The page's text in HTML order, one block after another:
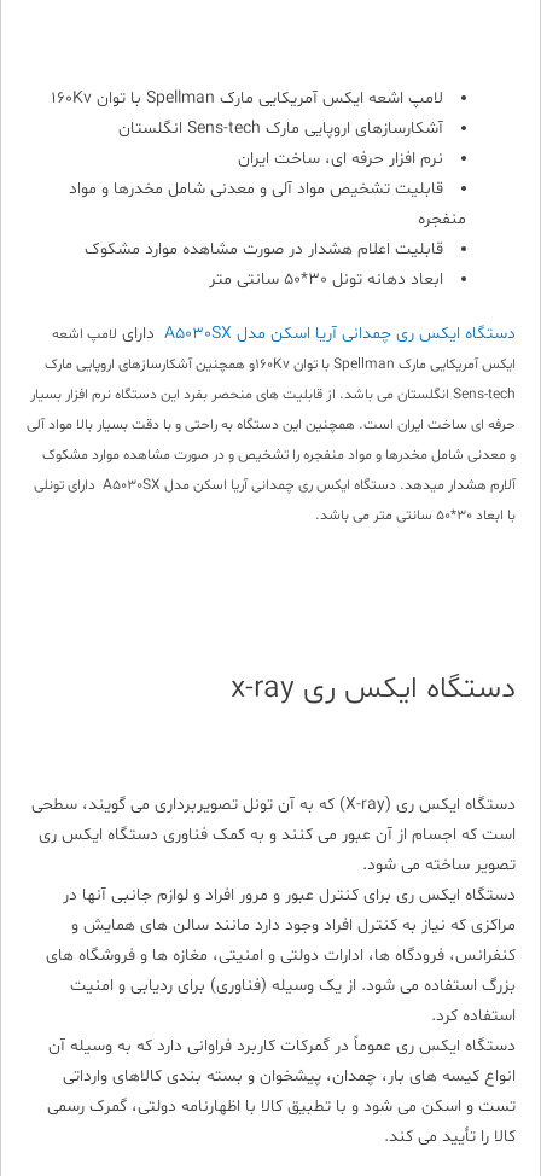
لامپ اشعه ایکس آمریکایی مارک Spellman با توان 160Kv
آشکارسازهای اروپایی مارک Sens-tech انگلستان
نرم افزار حرفه ای، ساخت ایران
قابلیت تشخیص مواد آلی و معدنی شامل مخدرها و مواد
منفجره
قابلیت اعلام هشدار در صورت مشاهده موارد مشکوک
ابعاد دهانه تونل 30*50 سانتی متر
دستگاه ایکس ری چمدانی آریا اسکن مدل A5030SX دارای لامپ اشعه
ایکس آمریکایی مارک Spellman با توان 160Kvو همچنین
آشکارسازهای اروپایی مارک
Sens-tech انگلستان می باشد. از قابلیت های منحصر بفرد این دستگاه نرم افزار بسیار
حرفه ای ساخت ایران است. همچنین این دستگاه به راحتی و با دقت بسیار بالا مواد آلی
و معدنی شامل مخدرها و مواد منفجره را تشخیص و در صورت مشاهده موارد مشکوک
آلارم هشدار میدهد. دستگاه ایکس ری چمدانی آریا اسکن مدل A5030SX دارای تونلی
با ابعاد 30*50 سانتی متر می باشد.
دستگاه ایکس ری x-ray
دستگاه ایکس ری (X-ray) که به آن تونل تصویربرداری می گویند، سطحی
است که اجسام از آن عبور می کنند و به کمک فناوری دستگاه ایکس ری
تصویر ساخته می شود.
دستگاه ایکس ری برای کنترل عبور و مرور افراد و لوازم جانبی آنها در
مراکزی که نیاز به کنترل افراد وجود دارد مانند سالن های همایش و
کنفرانس، فرودگاه ها، ادارات دولتی و امنیتی، مغازه ها و فروشگاه های
بزرگ استفاده می شود. از یک وسیله (فناوری) برای ردیابی و امنیت
استفاده کرد.
دستگاه ایکس ری عموماً در گمرکات کاربرد فراوانی دارد که به وسیله آن
انواع کیسه های بار، چمدان، پیشخوان و بسته بندی کالاهای وارداتی
تست و اسکن می شود و با تطبیق کالا با اظهارنامه دولتی، گمرک رسمی
کالا را تأیید می کند.